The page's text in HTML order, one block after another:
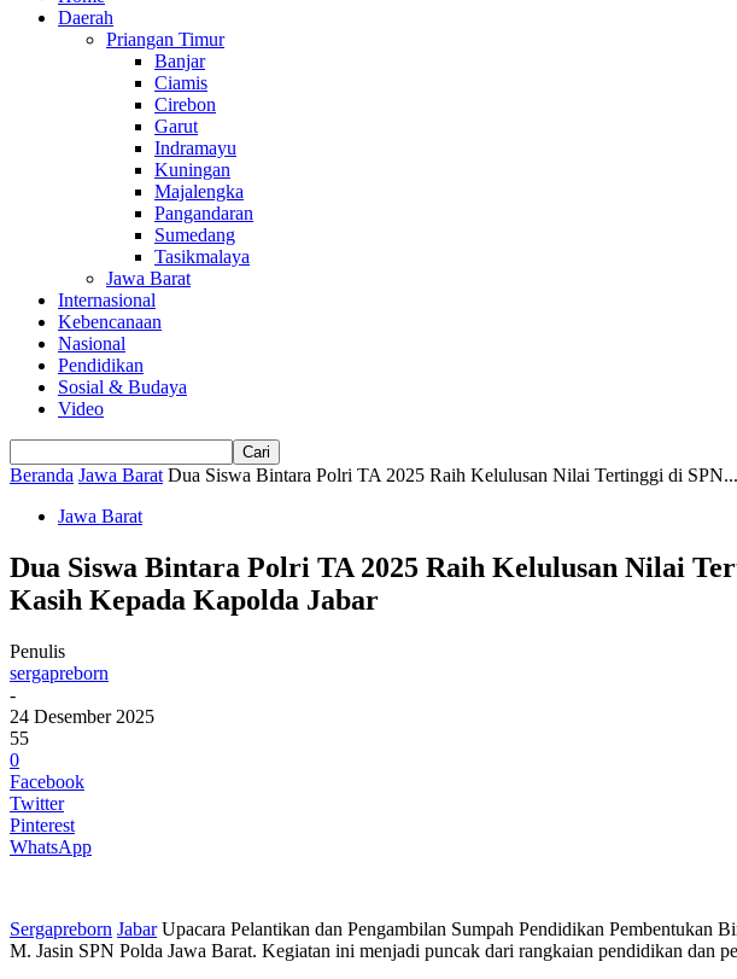
Daerah
Priangan Timur
Banjar
Ciamis
Cirebon
Garut
Indramayu
Kuningan
Majalengka
Pangandaran
Sumedang
Tasikmalaya
Jawa Barat
Internasional
Kebencanaan
Nasional
Pendidikan
Sosial & Budaya
Video
Beranda Jawa Barat Dua Siswa Bintara Polri TA 2025 Raih Kelulusan Nilai Tertinggi di SPN...
Jawa Barat
Dua Siswa Bintara Polri TA 2025 Raih Kelulusan Nilai
Kasih Kepada Kapolda Jabar
Penulis
sergapreborn
-
24 Desember 2025
55
0
Facebook
Twitter
Pinterest
WhatsApp
Sergapreborn JabarUpacara Pelantikan dan Pengambilan Sumpah Pendidikan Pembentukan
M. Jasin SPN Polda Jawa Barat. Kegiatan ini menjadi puncak dari rangkaian pendidikan dan